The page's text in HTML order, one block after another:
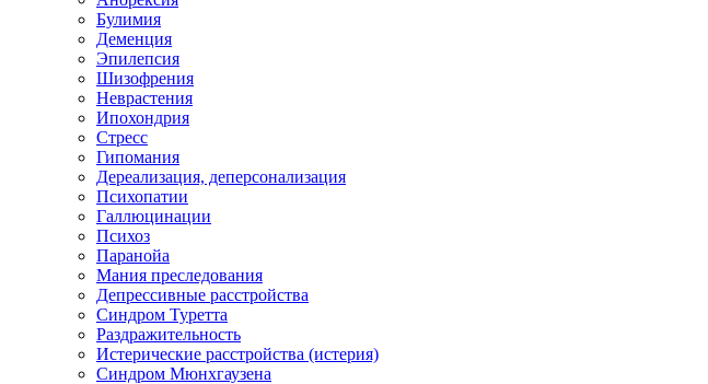
Булимия
Деменция
Эпилепсия
Шизофрения
Неврастения
Ипохондрия
Стресс
Гипомания
Дереализация, деперсонализация
Психопатии
Галлюцинации
Психоз
Паранойа
Мания преследования
Депрессивные расстройства
Синдром Туретта
Раздражительность
Истерические расстройства (истерия)
Синдром Мюнхгаузена